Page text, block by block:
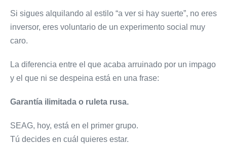
Si sigues alquilando al estilo “a ver si hay suerte”, no eres
inversor, eres voluntario de un experimento social muy
caro.
La diferencia entre el que acaba arruinado por un impago
y el que ni se despeina está en una frase:
Garantía ilimitada o ruleta rusa.
SEAG, hoy, está en el primer grupo.
Tú decides en cuál quieres estar.